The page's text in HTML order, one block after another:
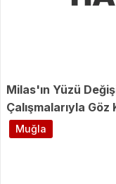
Milas'ın Yüzü
Çalışmalarıyla
Muğla